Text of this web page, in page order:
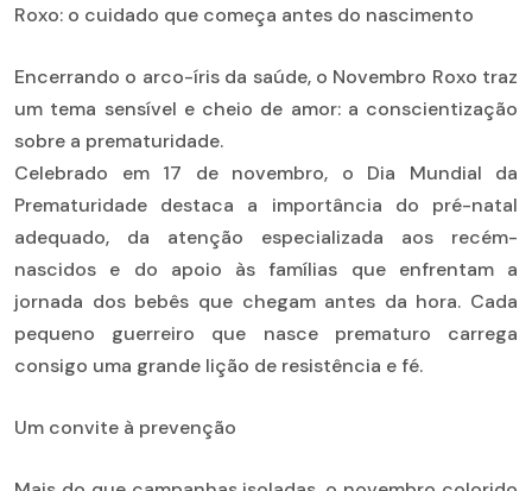
Roxo: o cuidado que começa antes do nascimento
Encerrando o arco-íris da saúde, o Novembro Roxo traz
um tema sensível e cheio de amor: a conscientização
sobre a prematuridade.
Celebrado em 17 de novembro, o Dia Mundial da
Prematuridade destaca a importância do pré-natal
adequado, da atenção especializada aos recém-
nascidos e do apoio às famílias que enfrentam a
jornada dos bebês que chegam antes da hora. Cada
pequeno guerreiro que nasce prematuro carrega
consigo uma grande lição de resistência e fé.
Um convite à prevenção